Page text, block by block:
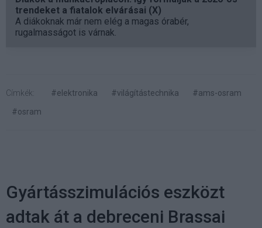
trendeket a fiatalok elvárásai (X)
A diákoknak már nem elég a magas órabér,
rugalmasságot is várnak.
Címkék: #elektronika #világítástechnika
#ams-osram
#osram
Gyártásszimulációs eszközt
adtak át a debreceni Brassai